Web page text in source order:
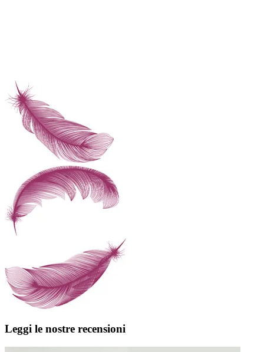
Leggi le nostre recensioni